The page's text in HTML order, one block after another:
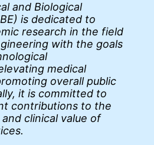
and Biological
is dedicated to
research in the field
with the goals
medical
overall public
it is committed to
contributions to the
clinical value of